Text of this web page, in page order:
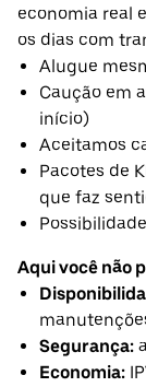
economia real
os dias com
Alugue
Caução em
início)
Aceitamos
Pacotes de
que faz
Aqui você não
Segurança:
Economia: